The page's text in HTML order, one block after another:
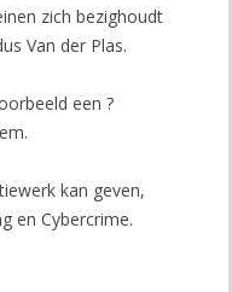
zich bezighoudt
Van der Plas.
een ?
kan geven,
en Cybercrime.